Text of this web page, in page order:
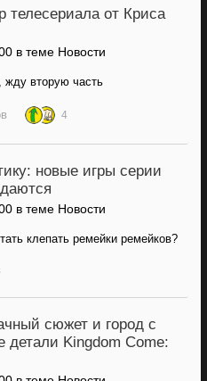
телесериала от Криса
в теме Новости
жду вторую часть
4
новые игры серии
в теме Новости
клепать ремейки ремейков?
сюжет и город с
Kingdom Come: